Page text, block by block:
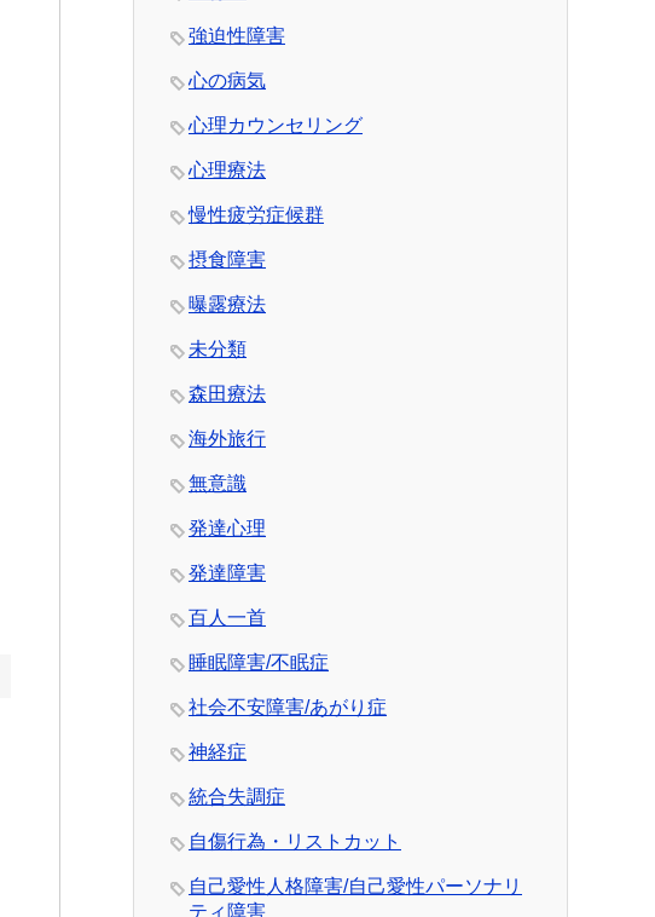
強迫性障害
心の病気
心理カウンセリング
心理療法
慢性疲労症候群
摂食障害
曝露療法
未分類
森田療法
海外旅行
無意識
発達心理
発達障害
百人一首
睡眠障害/不眠症
社会不安障害/あがり症
神経症
統合失調症
自傷行為・リストカット
自己愛性人格障害/自己愛性パーソナリ
ティ障害